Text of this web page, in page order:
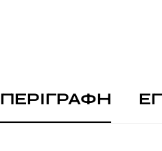
ΠΕΡΙΓΡΑΦΗ